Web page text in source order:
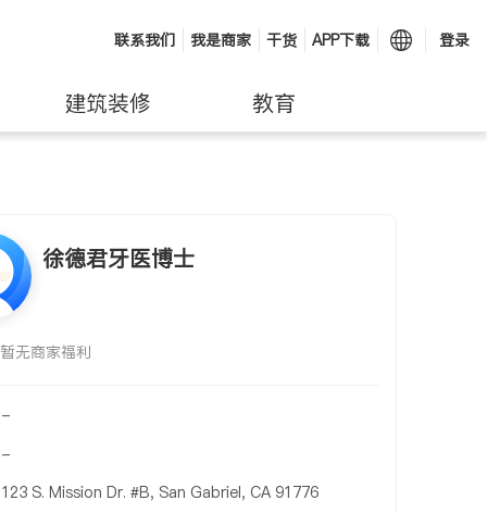
联系我们 我是商家 干货 APP下载 登录
建筑装修 教育
徐德君牙医博士
暂无商家福利
-
-
123 S. Mission Dr. #B, San Gabriel, CA 91776